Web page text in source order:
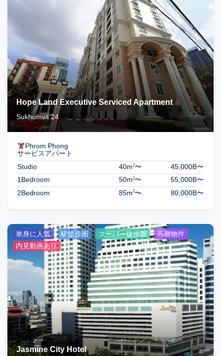
Hope Land Executive Serviced Apartment
Sukhumvit 24
Phrom Phong
サービスアパート
Studio
40m2〜 45,000B〜
1Bedroom
50m2〜 55,000B〜
2Bedroom
85m2〜 80,000B〜
単身に人気 駅徒歩圏 スーパー徒歩圏
高層物件
内見動画あり
Jasmine City Hotel